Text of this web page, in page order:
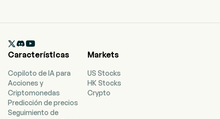

Características
Copiloto de IA para
Acciones y
Criptomonedas
Predicción de precios
Seguimiento de
Markets
US Stocks
HK Stocks
Crypto